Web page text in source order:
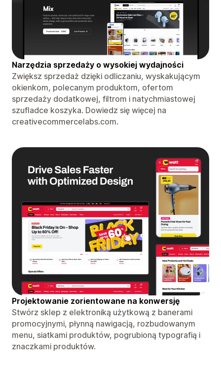
Narzędzia sprzedaży o wysokiej wydajności
Zwiększ sprzedaż dzięki odliczaniu, wyskakującym
okienkom, polecanym produktom, ofertom
sprzedaży dodatkowej, filtrom i natychmiastowej
szufladce koszyka. Dowiedz się więcej na
creativecommercelabs.com.
Projektowanie zorientowane na konwersję
Stwórz sklep z elektroniką użytkową z banerami
promocyjnymi, płynną nawigacją, rozbudowanym
menu, siatkami produktów, pogrubioną typografią i
znaczkami produktów.